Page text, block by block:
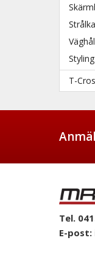
T-
Tel.
E-post: